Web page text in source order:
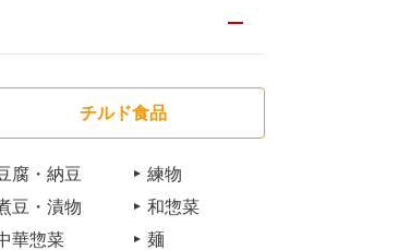
チルド食品
腐・納豆
練物
豆・漬物
和惣菜
華惣菜
麺